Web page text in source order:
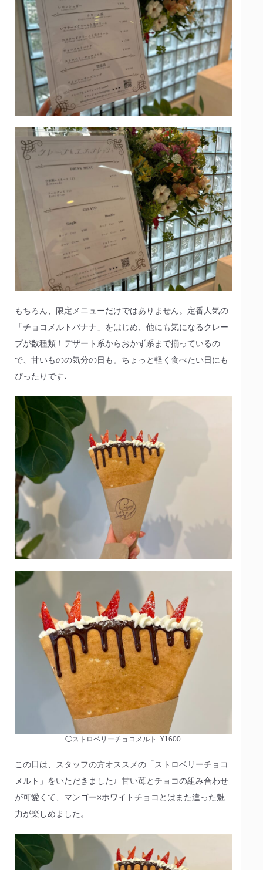
もちろん、限定メニューだけではありません。定番人気の
「チョコメルトバナナ」をはじめ、他にも気になるクレー
プが数種類！デザート系からおかず系まで揃っているの
で、甘いものの気分の日も。ちょっと軽く食べたい日にも
ぴったりです♩
◯ストロベリーチョコメルト ¥1600
この日は、スタッフの方オススメの「ストロベリーチョコ
メルト」をいただきました♩甘い苺とチョコの組み合わせ
が可愛くて、マンゴー×ホワイトチョコとはまた違った魅
力が楽しめました。